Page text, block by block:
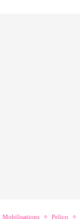
Mobilisations Pelico